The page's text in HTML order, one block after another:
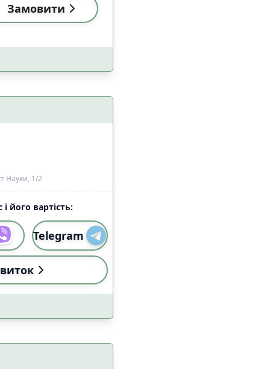
0
8
Застосувати
Замовити
Науки, 1/2
його вартість:
Telegram